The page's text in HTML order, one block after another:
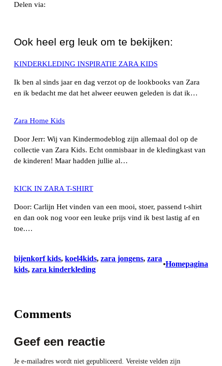
Delen via:
Ook heel erg leuk om te bekijken:
KINDERKLEDING INSPIRATIE ZARA KIDS
Ik ben al sinds jaar en dag verzot op de lookbooks van Zara
en ik bedacht me dat het alweer eeuwen geleden is dat ik…
Zara Home Kids
Door Jerr: Wij van Kindermodeblog zijn allemaal dol op de
collectie van Zara Kids. Echt onmisbaar in de kledingkast van
de kinderen! Maar hadden jullie al…
KICK IN ZARA T-SHIRT
Door: Carlijn Het vinden van een mooi, stoer, passend t-shirt
en dan ook nog voor een leuke prijs vind ik best lastig af en
toe.…
bijenkorf kids, koel4kids, zara jongens, zara
kids, zara kinderkleding
•Homepagina
Comments
Geef een reactie
Je e-mailadres wordt niet gepubliceerd. Vereiste velden zijn